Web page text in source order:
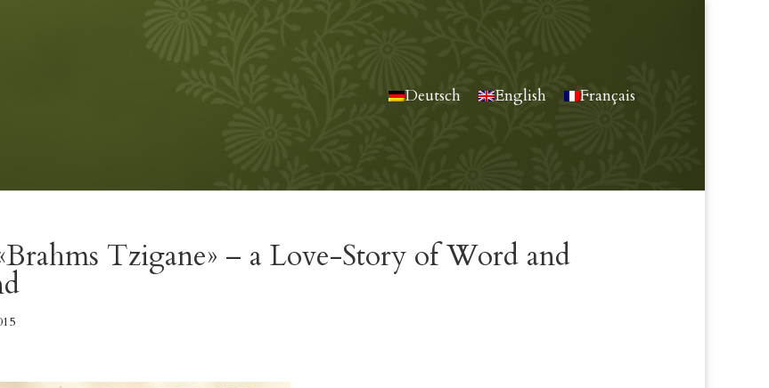
Deutsch English Français
Tzigane» – a Love-Story of Word and